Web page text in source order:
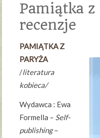
Pamiątka z
recenzje
PAMIĄTKA Z
PARYŻA
/literatura
kobieca/
Wydawca : Ewa
Formella – Self-
publishing–